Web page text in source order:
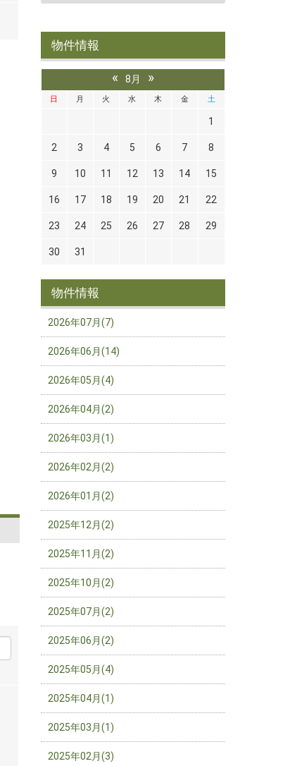
物件情報
« 8月 »
日 月 火 水 木 金 土
1
2 3 4 5 6 7 8
9 10 11 12 13 14 15
16 17 18 19 20 21 22
23 24 25 26 27 28 29
30 31
物件情報
2026年07月(7)
2026年06月(14)
2026年05月(4)
2026年04月(2)
2026年03月(1)
2026年02月(2)
2026年01月(2)
2025年12月(2)
2025年11月(2)
2025年10月(2)
2025年07月(2)
2025年06月(2)
2025年05月(4)
2025年04月(1)
2025年03月(1)
2025年02月(3)